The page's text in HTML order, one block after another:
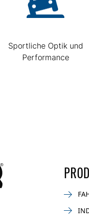
Sportliche Optik und
Performance